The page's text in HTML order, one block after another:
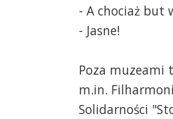
- A chociaż but
- Jasne!
Poza muzeami
m.in.
Solidarności